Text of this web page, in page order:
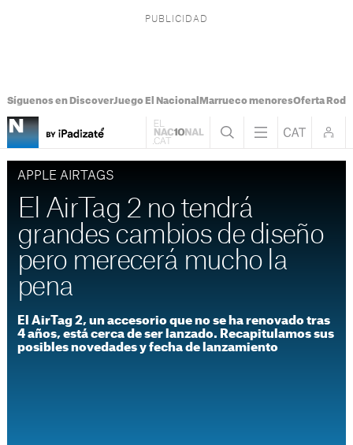
Síguenos en DiscoverJuego El Nacional Marrueco menoresOferta
APPLE AIRTAGS
El AirTag 2 no tendrá
grandes cambios de diseño
pero merecerá mucho la
pena
El AirTag 2, un accesorio que no se ha renovado tras
4 años, está cerca de ser lanzado. Recapitulamos sus
posibles novedades y fecha de lanzamiento